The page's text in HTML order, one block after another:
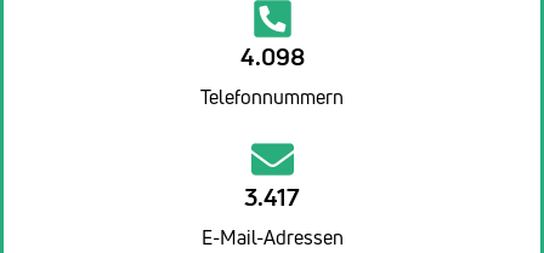
4.098
Telefonnummern
3.417
E-Mail-Adressen